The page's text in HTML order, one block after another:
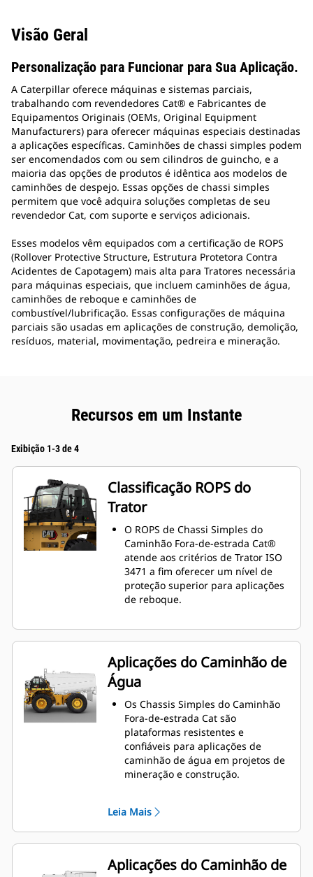
Visão Geral
Personalização para Funcionar para Sua Aplicação.
A Caterpillar oferece máquinas e sistemas parciais,
trabalhando com revendedores Cat® e Fabricantes de
Equipamentos Originais (OEMs, Original Equipment
Manufacturers) para oferecer máquinas especiais destinadas
a aplicações específicas. Caminhões de chassi simples podem
ser encomendados com ou sem cilindros de guincho, e a
maioria das opções de produtos é idêntica aos modelos de
caminhões de despejo. Essas opções de chassi simples
permitem que você adquira soluções completas de seu
revendedor Cat, com suporte e serviços adicionais.
Esses modelos vêm equipados com a certificação de ROPS
(Rollover Protective Structure, Estrutura Protetora Contra
Acidentes de Capotagem) mais alta para Tratores necessária
para máquinas especiais, que incluem caminhões de água,
caminhões de reboque e caminhões de
combustível/lubrificação. Essas configurações de máquina
parciais são usadas em aplicações de construção, demolição,
resíduos, material, movimentação, pedreira e mineração.
Recursos em um Instante
Exibição 1-3 de 4
Classificação ROPS do
Trator
O ROPS de Chassi Simples do
Caminhão Fora-de-estrada Cat®
atende aos critérios de Trator ISO
3471 a fim oferecer um nível de
proteção superior para aplicações
de reboque.
Aplicações do Caminhão de
Água
Os Chassis Simples do Caminhão
Fora-de-estrada Cat são
plataformas resistentes e
confiáveis para aplicações de
caminhão de água em projetos de
mineração e construção.
uma solução ideal para supressão
de poeira, construção de estrada,
proteção contra incêndio, além de
outras aplicações.
A Caterpillar trabalha com OEMs
Leia Mais
Aplicações do Caminhão de